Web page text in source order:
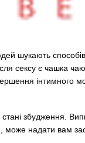
шукають
сексу є чашка
інтимного
стані збудження.
надати вам